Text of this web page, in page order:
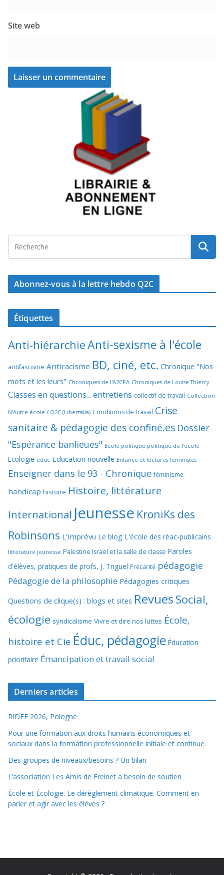
Site web
Abonnez-vous à la lettre hebdo Q2C
Étiquettes
Anti-hiérarchieAnti-sexisme à l'école
antifascisme Antiracisme BD, ciné, etc. Chronique "Nos
mots et les leurs" Chroniques de l'A2CPA Chroniques de Louise Thierry
Classes en questions... entretiens collectif de travail Collection
N'Autre école / Q2C (Libertalia) Conditions de travail Crise
sanitaire & pédagogie des confiné.es Dossier
"Espérance banlieues" Ecole politique politique de l'école
Ecologie educ Education nouvelle Enfance et lectures féministes
Enseigner dans le 93 - Chronique féminisme
handicap histoire Histoire, littérature
International Jeunesse KroniKs des
Robinsons L'Imprévu Le blog L'école des réac-publicains
littérature jeunesse Palestine Israël et la salle de classe Paroles
d'élèves, pratiques de profs, J. Triguel Précarité pédagogie
Pédagogie de la philosophie Pédagogies critiques
Questions de clique(s) : blogs et sites RevuesSocial,
écologie syndicalisme Vivre et dire nos luttes École,
histoire et Cie Éduc, pédagogie Éducation
prioritaire Émancipation et travail social
Derniers articles
RIDEF 2026, Pologne
Pour une formation aux droits humains économiques et
sociaux dans la formation professionnelle initiale et continue.
Des groupes de niveaux/besoins ? Un bilan
L’association Les Amis de Freinet a besoin de soutien
École et Écologie. Le dérèglement climatique. Comment en
parler et agir avec les élèves ?